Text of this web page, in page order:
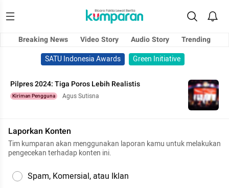
Breaking News Video Story Audio Story
Trending
SATU Indonesia Awards
Green Initiative
Pilpres 2024: Tiga Poros Lebih Realistis
Kiriman Pengguna Agus Sutisna
Laporkan Konten
Tim kumparan akan menggunakan laporan kamu untuk melakukan
pengecekan terhadap konten ini.
Spam, Komersial, atau Iklan